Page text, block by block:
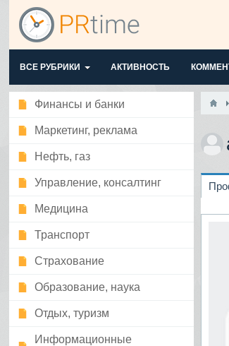
ВСЕ РУБРИКИ АКТИВНОСТЬ
Финансы и банки
Маркетинг, реклама
Нефть, газ
Управление, консалтинг
Медицина
Транспорт
Страхование
Образование, наука
Отдых, туризм
Информационные